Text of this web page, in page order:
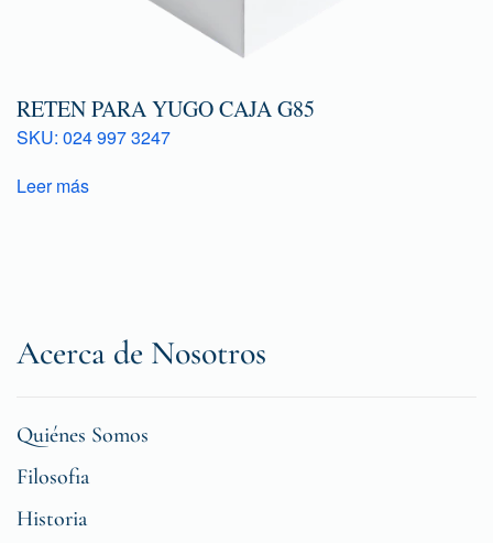
RETEN PARA YUGO CAJA G85
SKU: 024 997 3247
Leer más
Acerca de Nosotros
Quiénes Somos
Filosofia
Historia